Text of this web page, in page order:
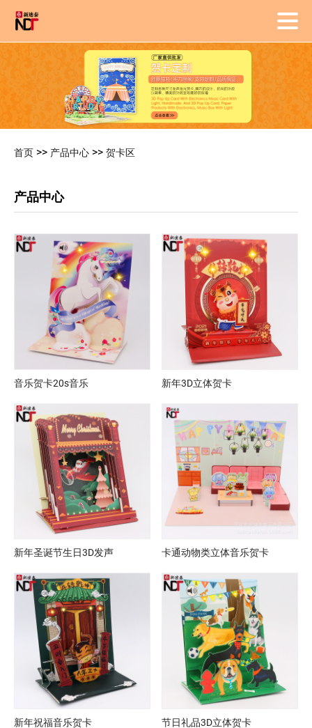
首页 >> 产品中心 >> 贺卡区
产品中心
音乐贺卡20s音乐 新年3D立体贺卡
新年圣诞节生日3D发声 卡通动物类立体音乐贺卡
新年祝福音乐贺卡 节日礼品3D立体贺卡